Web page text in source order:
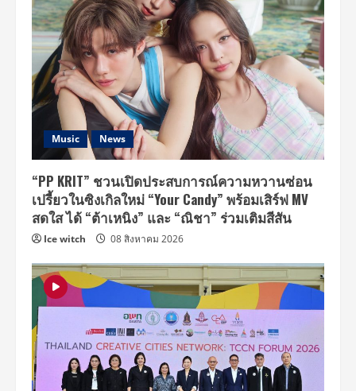
Music News
“PP KRIT” ชวนเปิดประสบการณ์ความหวานซ่อน
เปรี้ยวในซิงเกิลใหม่ “Your Candy” พร้อมเสิร์ฟ MV
สดใส ได้ “ต้าเหนิง” และ “ณิชา” ร่วมเติมสีสัน
Ice witch 08 สิงหาคม 2026